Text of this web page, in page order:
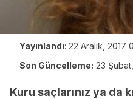
Yayınlandı: 22 Aralık, 2017
Son Güncelleme: 23
Kuru saçlarınız ya da